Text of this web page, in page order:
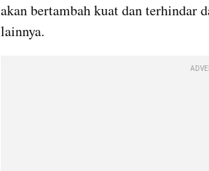
akan bertambah kuat dan
lainnya.